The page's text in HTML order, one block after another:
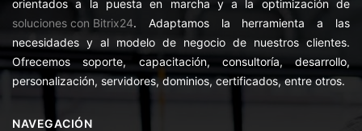
orientados a la puesta en marcha y a la optimización de
soluciones con Bitrix24. Adaptamos la herramienta a las
necesidades y al modelo de negocio de nuestros clientes.
Ofrecemos soporte, capacitación, consultoría, desarrollo,
personalización, servidores, dominios, certificados, entre otros.
NAVEGACIÓN